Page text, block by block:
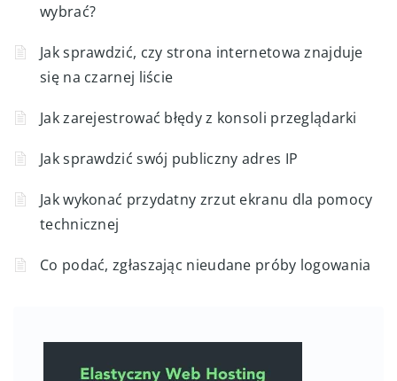
wybrać?
Jak sprawdzić, czy strona internetowa znajduje
się na czarnej liście
Jak zarejestrować błędy z konsoli przeglądarki
Jak sprawdzić swój publiczny adres IP
Jak wykonać przydatny zrzut ekranu dla pomocy
technicznej
Co podać, zgłaszając nieudane próby logowania